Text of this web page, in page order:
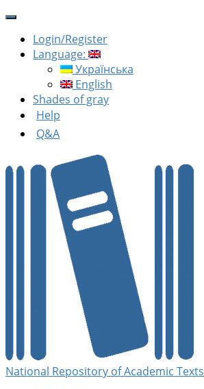
Login/Register
Language:
Українська
English
Shades of gray
Help
Q&A
National Repository of Academic Texts